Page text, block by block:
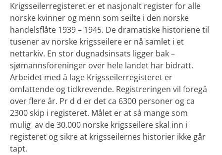
Krigsseilerregisteret er et nasjonalt register for alle
norske kvinner og menn som seilte i den norske
handelsflåte 1939 – 1945. De dramatiske historiene til
tusener av norske krigsseilere er nå samlet i et
nettarkiv. En stor dugnadsinsats ligger bak –
sjømannsforeninger over hele landet har bidratt.
Arbeidet med å lage Krigsseilerregisteret er
omfattende og tidkrevende. Registreringen vil foregå
over flere år. Pr d d er det ca 6300 personer og ca
2300 skip i registeret. Målet er at så mange som
mulig av de 30.000 norske krigsseilere skal inn i
registeret og sikre at krigsseilernes historier ikke går
tapt.